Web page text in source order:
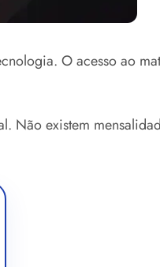
O acesso ao
Não existem